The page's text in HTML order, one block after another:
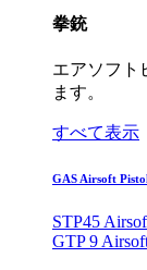
拳銃
エアソフト
ます。
すべて表示
GAS Airsoft
STP45
GTP 9